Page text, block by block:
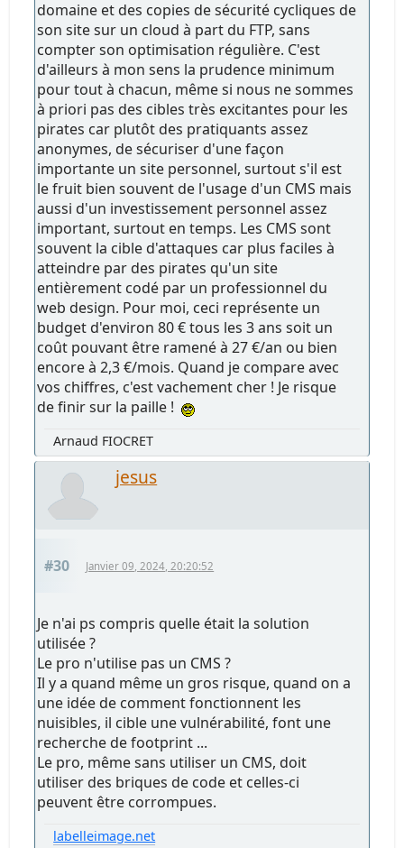
domaine et des copies de sécurité cycliques de
son site sur un cloud à part du FTP, sans
compter son optimisation régulière. C'est
d'ailleurs à mon sens la prudence minimum
pour tout à chacun, même si nous ne sommes
à priori pas des cibles très excitantes pour les
pirates car plutôt des pratiquants assez
anonymes, de sécuriser d'une façon
importante un site personnel, surtout s'il est
le fruit bien souvent de l'usage d'un CMS mais
aussi d'un investissement personnel assez
important, surtout en temps. Les CMS sont
souvent la cible d'attaques car plus faciles à
atteindre par des pirates qu'un site
entièrement codé par un professionnel du
web design. Pour moi, ceci représente un
budget d'environ 80 € tous les 3 ans soit un
coût pouvant être ramené à 27 €/an ou bien
encore à 2,3 €/mois. Quand je compare avec
vos chiffres, c'est vachement cher ! Je risque
de finir sur la paille !
Arnaud FIOCRET
jesus
#30 Janvier 09, 2024, 20:20:52
Je n'ai ps compris quelle était la solution
utilisée ?
Le pro n'utilise pas un CMS ?
Il y a quand même un gros risque, quand on a
une idée de comment fonctionnent les
nuisibles, il cible une vulnérabilité, font une
recherche de footprint ...
Le pro, même sans utiliser un CMS, doit
utiliser des briques de code et celles-ci
peuvent être corrompues.
labelleimage.net